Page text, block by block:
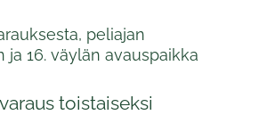
peliajan
ja 16. väylän avauspaikka
toistaiseksi